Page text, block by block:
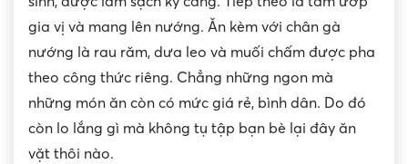
gia vị và mang lên nướng. Ăn kèm với chân gà
nướng là rau răm, dưa leo và muối chấm được pha
theo công thức riêng. Chẳng những ngon mà
những món ăn còn có mức giá rẻ, bình dân. Do đó
còn lo lắng gì mà không tụ tập bạn bè lại đây ăn
vặt thôi nào.